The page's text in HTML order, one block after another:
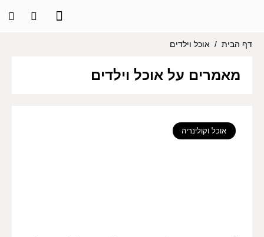
דף הבית / אוכל וילדים
מאמרים על אוכל וילדים
אוכל וקולינריה